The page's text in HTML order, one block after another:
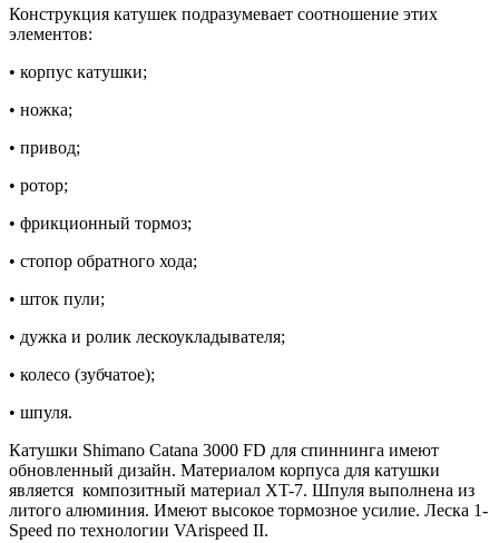
Конструкция катушек подразумевает соотношение этих
элементов:
• корпус катушки;
• ножка;
• привод;
• ротор;
• фрикционный тормоз;
• стопор обратного хода;
• шток пули;
• дужка и ролик лескоукладывателя;
• колесо (зубчатое);
• шпуля.
Катушки Shimano Catana 3000 FD для спиннинга имеют
обновленный дизайн. Материалом корпуса для катушки
является композитный материал XT-7. Шпуля выполнена из
литого алюминия. Имеют высокое тормозное усилие. Леска 1-
Speed по технологии VArispeed II.